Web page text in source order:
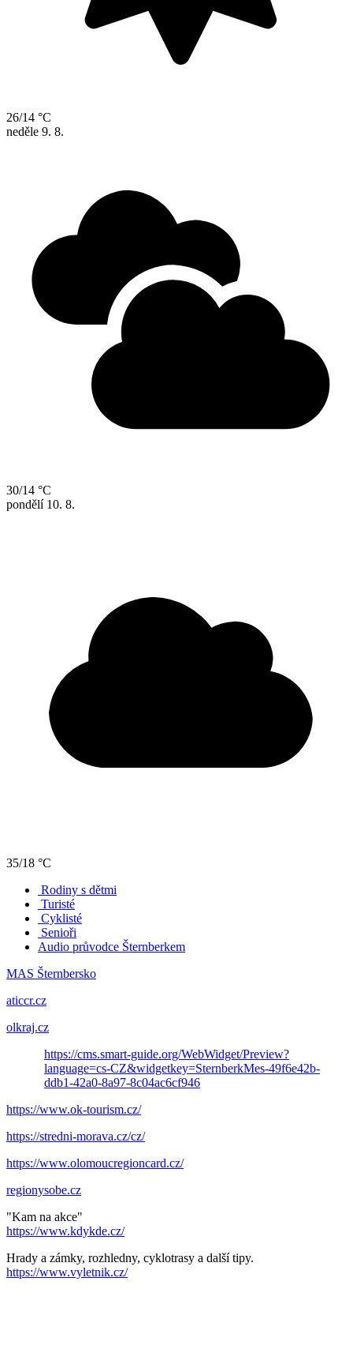
26/14 °C
neděle 9. 8.
30/14 °C
pondělí 10. 8.
35/18 °C
Rodiny s dětmi
Turisté
Cyklisté
Senioři
Audio průvodce Šternberkem
MAS Šternbersko
aticcr.cz
olkraj.cz
https://cms.smart-guide.org/WebWidget/Preview?
language=cs-CZ&widgetkey=SternberkMes-49f6e42b-
ddb1-42a0-8a97-8c04ac6cf946
https://www.ok-tourism.cz/
https://stredni-morava.cz/cz/
https://www.olomoucregioncard.cz/
regionysobe.cz
"Kam na akce"
https://www.kdykde.cz/
Hrady a zámky, rozhledny, cyklotrasy a další tipy.
https://www.vyletnik.cz/